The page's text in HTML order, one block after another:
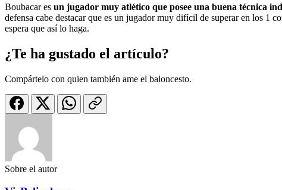
Boubacar es un jugador muy atlético que posee una buena técnica
defensa cabe destacar que es un jugador muy difícil de superar en los 1
espera que así lo haga.
¿Te ha gustado el artículo?
Compártelo con quien también ame el baloncesto.
Sobre el autor